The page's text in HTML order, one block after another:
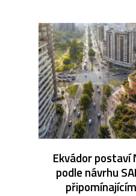
Ekvádor postaví
podle návrhu